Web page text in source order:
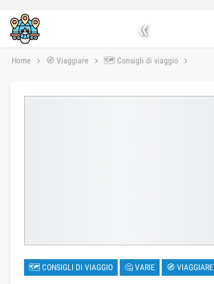
«
Home 🧭 Viaggiare 🗺 Consigli di viaggio
🗺 CONSIGLI DI VIAGGIO 🤔 VARIE 🧭 VIAGGIARE